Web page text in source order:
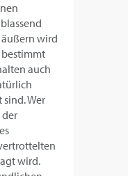
wird
bestimmt
auch
Wer
der
wird.